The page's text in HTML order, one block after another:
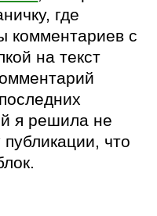
где
комментариев с
на текст
я решила не
что